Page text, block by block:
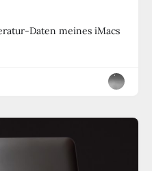
Daten meines iMacs